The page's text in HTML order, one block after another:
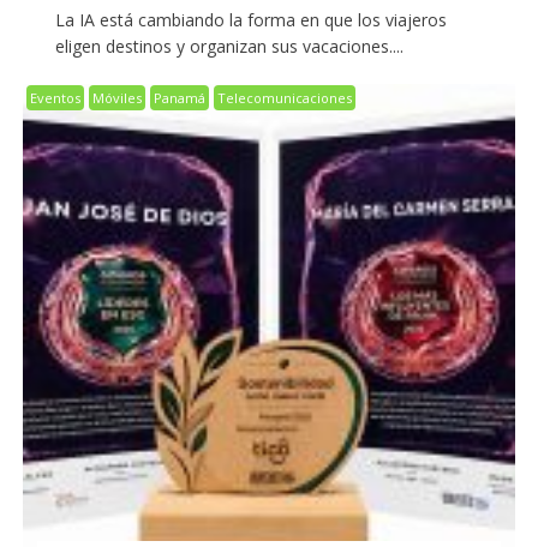
La IA está cambiando la forma en que los viajeros
eligen destinos y organizan sus vacaciones....
Eventos Móviles Panamá Telecomunicaciones